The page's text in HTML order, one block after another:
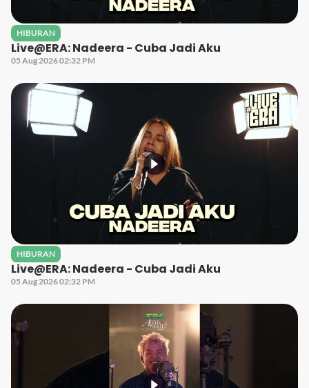
HIBURAN
Live@ERA: Nadeera - Cuba Jadi Aku
05 Aug 2026 02:32 PM
HIBURAN
Live@ERA: Nadeera - Cuba Jadi Aku
05 Aug 2026 02:32 PM